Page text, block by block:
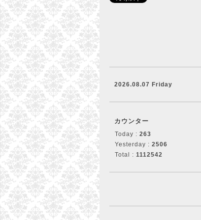
2026.08.07 Friday
カウンター
Today : 263
Yesterday : 2506
Total : 1112542